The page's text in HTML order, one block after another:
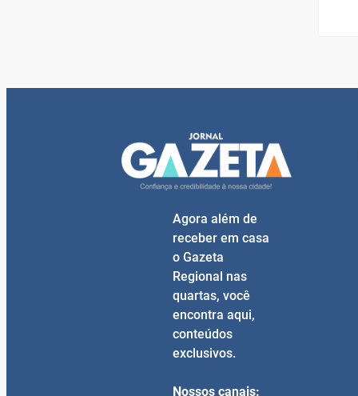
Agora além de
receber em casa
o Gazeta
Regional nas
quartas, você
encontra aqui,
conteúdos
exclusivos.
Nossos canais: